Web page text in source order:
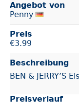
Angebot von
Penny
Preis
€3.99
Beschreibung
BEN & JERRY’S
Preisverlauf